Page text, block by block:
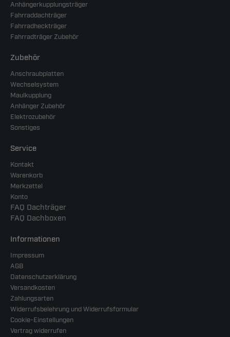
Anhängerkupplungsträger
Fahrraddachträger
Fahrradheckträger
Fahrradträger Zubehör
Zubehör
Anschraubplatten
Wechselsystem
Maulkupplung
Anhänger Zubehör
Elektrozubehör
Sonstiges
Service
Kontakt
Warenkorb
Merkzettel
Konto
FAQ Dachträger
FAQ Dachboxen
Informationen
Impressum
AGB
Datenschutzerklärung
Versandkosten
Zahlungsarten
Widerrufsbelehrung und Widerrufsformular
Cookie-Einstellungen
Vertrag widerrufen